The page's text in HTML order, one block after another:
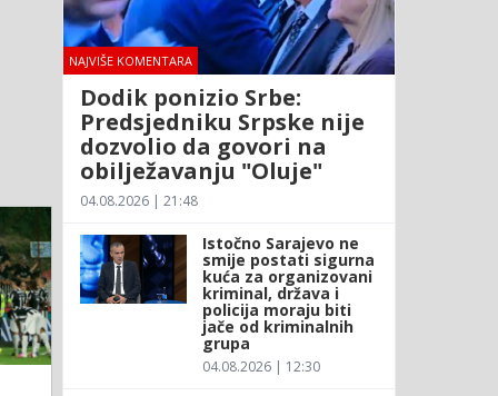
NAJVIŠE KOMENTARA
Dodik ponizio Srbe:
Predsjedniku Srpske nije
dozvolio da govori na
obilježavanju "Oluje"
04.08.2026 | 21:48
Istočno Sarajevo ne
smije postati sigurna
kuća za organizovani
kriminal, država i
policija moraju biti
jače od kriminalnih
grupa
04.08.2026 | 12:30